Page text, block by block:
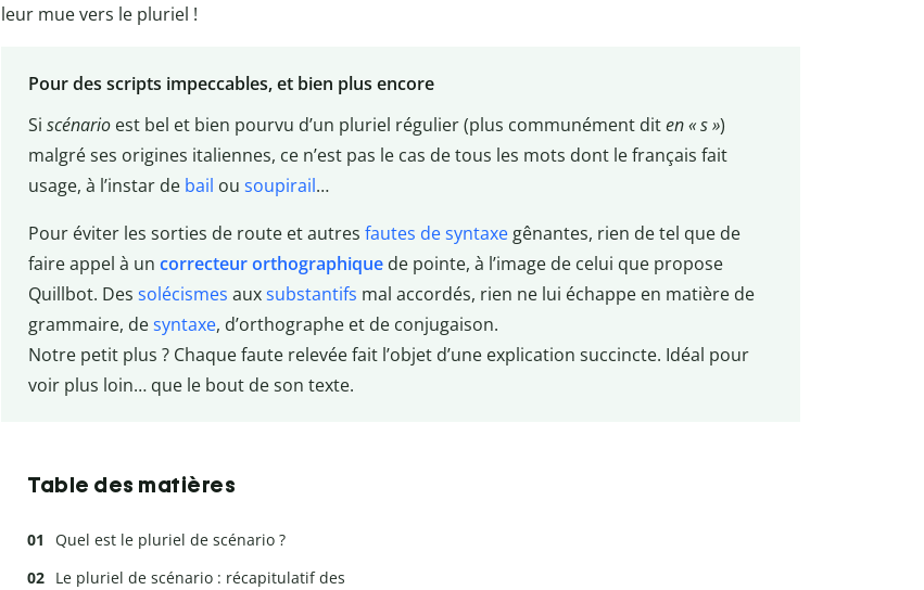
leur mue vers le pluriel !
Pour des scripts impeccables, et bien plus encore
Si scénarioest bel et bien pourvu d’un pluriel régulier (plus communément diten « s »)
malgré ses origines italiennes, ce n’est pas le cas de tous les mots dont le français fait
usage, à l’instar de bail ou soupirail…
Pour éviter les sorties de route et autres fautes de syntaxegênantes, rien de tel que de
faire appel à un correcteur orthographiquede pointe, à l’image de celui que propose
Quillbot. Des solécismes auxsubstantifs mal accordés, rien ne lui échappe en matière de
grammaire, desyntaxe, d’orthographe et de conjugaison.
Notre petit plus ? Chaque faute relevée fait l’objet d’une explication succincte. Idéal pour
voir plus loin… que le bout de son texte.
Table des matières
Quel est le pluriel de scénario ?
Le pluriel de scénario : récapitulatif des